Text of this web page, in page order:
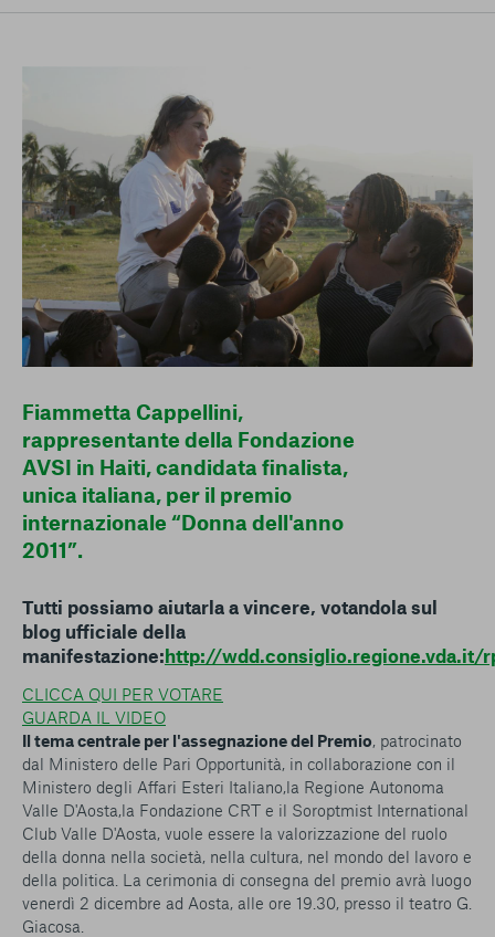
conto del fatto che il blocco di alcuni cookie può
stata selezionata alcuna opzione, premere questo pulsante
equivarrà a rifiutare tutti i cookie. Per ulteriori informazioni, è
possibile consultare la nostraUlteriori informazioni
Cookie strettamente necessari
Cookie di analisi
Cookies di marketing
Fiammetta Cappellini,
rappresentante della Fondazione
AVSI in Haiti, candidata finalista,
unica italiana, per il premio
internazionale “Donna dell'anno
2011”.
Tutti possiamo aiutarla a vincere, votandola sul
blog ufficiale della
manifestazione:http://wdd.consiglio.regione.vda.it/
CLICCA QUI PER VOTARE
GUARDA IL VIDEO
Il tema centrale per l'assegnazione del Premio, patrocinato
dal Ministero delle Pari Opportunità, in collaborazione con il
Ministero degli Affari Esteri Italiano,la Regione Autonoma
Valle D'Aosta,la Fondazione CRT e il Soroptmist International
Club Valle D'Aosta, vuole essere la valorizzazione del ruolo
della donna nella società, nella cultura, nel mondo del lavoro e
della politica. La cerimonia di consegna del premio avrà luogo
venerdì 2 dicembre ad Aosta, alle ore 19.30, presso il teatro G.
Giacosa.